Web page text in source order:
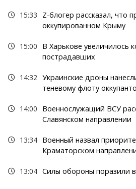
15:33
Z-блогер рассказал, что
оккупированном Крыму
15:00
В Харькове увеличилось
пострадавших
14:32 Украинские дроны
теневому флоту
14:00
Военнослужащий ВСУ
Славянском направлении
13:34 Военный назвал
Краматорском
13:04 Силы обороны поразили